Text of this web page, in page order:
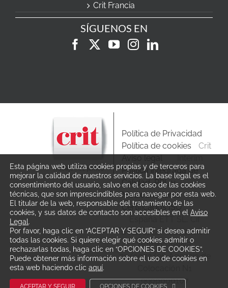
Crit Francia
SÍGUENOS EN
Política de Privacidad
Política de cookies
Política integrada de
Calidad, PRL y
Medioambiente
Certificados ISO
Crit
España ETT SL, Cif
B81171712 Autorización
Administrativa
79/0072/96 Agencia de
9900000107
Esta página web utiliza cookies propias y de terceros para
mejorar la calidad de nuestros servicios. La base legal es el
consentimiento del usuario, salvo en el caso de las cookies
técnicas, que son imprescindibles para navegar por esta web.
El titular de la web, responsable del tratamiento de las
cookies, y sus datos de contacto son accesibles en el Aviso
Legal .
Por favor, haga clic en “ACEPTAR Y SEGUIR” si desea admitir
todas las cookies. Si quiere elegir qué cookies admitir o
rechazarlas todas, haga clic en “OPCIONES DE COOKIES”.
Puede obtener más información sobre el uso de cookies en
esta web haciendo clic aquí.
ACEPTAR Y SEGUIR OPCIONES DE COOKIES